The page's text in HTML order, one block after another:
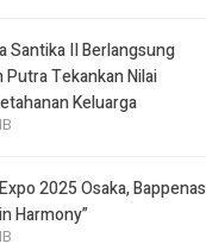
Santika II Berlangsung
Tekankan Nilai
Keluarga
2025 Osaka, Bappenas
Harmony”